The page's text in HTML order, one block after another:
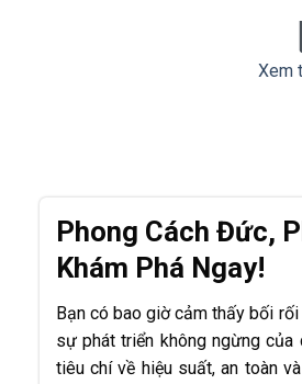
Xem
Phong Cách Đức,
Khám Phá Ngay!
Bạn có bao giờ cảm thấy bối
sự phát triển không ngừng
tiêu chí về hiệu suất, an toàn